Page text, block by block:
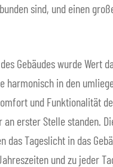
sind, und einen
Gebäudes wurde Wert
harmonisch in den
und Funktionalität
erster Stelle standen.
das Tageslicht in das
und zu jeder